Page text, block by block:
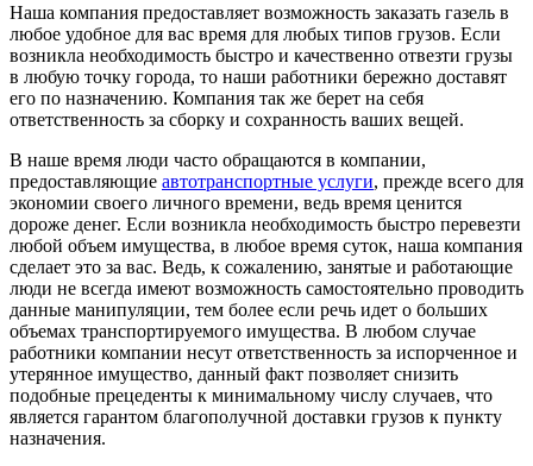
Наша компания предоставляет возможность заказать газель в
любое удобное для вас время для любых типов грузов. Если
возникла необходимость быстро и качественно отвезти грузы
в любую точку города, то наши работники бережно доставят
его по назначению. Компания так же берет на себя
ответственность за сборку и сохранность ваших вещей.
В наше время люди часто обращаются в компании,
предоставляющие автотранспортные услуги, прежде всего для
экономии своего личного времени, ведь время ценится
дороже денег. Если возникла необходимость быстро перевезти
любой объем имущества, в любое время суток, наша компания
сделает это за вас. Ведь, к сожалению, занятые и работающие
люди не всегда имеют возможность самостоятельно проводить
данные манипуляции, тем более если речь идет о больших
объемах транспортируемого имущества. В любом случае
работники компании несут ответственность за испорченное и
утерянное имущество, данный факт позволяет снизить
подобные прецеденты к минимальному числу случаев, что
является гарантом благополучной доставки грузов к пункту
назначения.